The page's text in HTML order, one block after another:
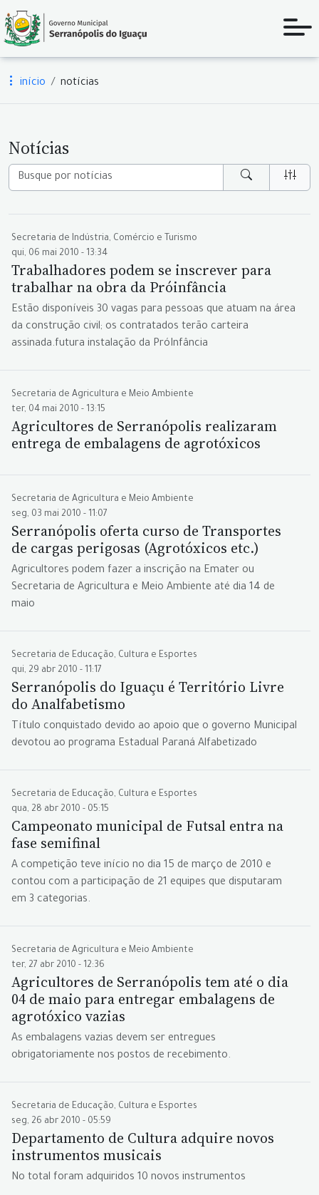
início notícias
Notícias
Secretaria de Indústria, Comércio e Turismo
qui, 06 mai 2010 - 13:34
Trabalhadores podem se inscrever para
trabalhar na obra da Próinfância
Estão disponíveis 30 vagas para pessoas que atuam na área
da construção civil; os contratados terão carteira
assinada.futura instalação da PróInfância
Secretaria de Agricultura e Meio Ambiente
ter, 04 mai 2010 - 13:15
Agricultores de Serranópolis realizaram
entrega de embalagens de agrotóxicos
Secretaria de Agricultura e Meio Ambiente
seg, 03 mai 2010 - 11:07
Serranópolis oferta curso de Transportes
de cargas perigosas (Agrotóxicos etc.)
Agricultores podem fazer a inscrição na Emater ou
Secretaria de Agricultura e Meio Ambiente até dia 14 de
maio
Secretaria de Educação, Cultura e Esportes
qui, 29 abr 2010 - 11:17
Serranópolis do Iguaçu é Território Livre
do Analfabetismo
Título conquistado devido ao apoio que o governo Municipal
devotou ao programa Estadual Paraná Alfabetizado
Secretaria de Educação, Cultura e Esportes
qua, 28 abr 2010 - 05:15
Campeonato municipal de Futsal entra na
fase semifinal
A competição teve início no dia 15 de março de 2010 e
contou com a participação de 21 equipes que disputaram
em 3 categorias.
Secretaria de Agricultura e Meio Ambiente
ter, 27 abr 2010 - 12:36
Agricultores de Serranópolis tem até o dia
04 de maio para entregar embalagens de
agrotóxico vazias
As embalagens vazias devem ser entregues
obrigatoriamente nos postos de recebimento.
Secretaria de Educação, Cultura e Esportes
seg, 26 abr 2010 - 05:59
Departamento de Cultura adquire novos
instrumentos musicais
No total foram adquiridos 10 novos instrumentos